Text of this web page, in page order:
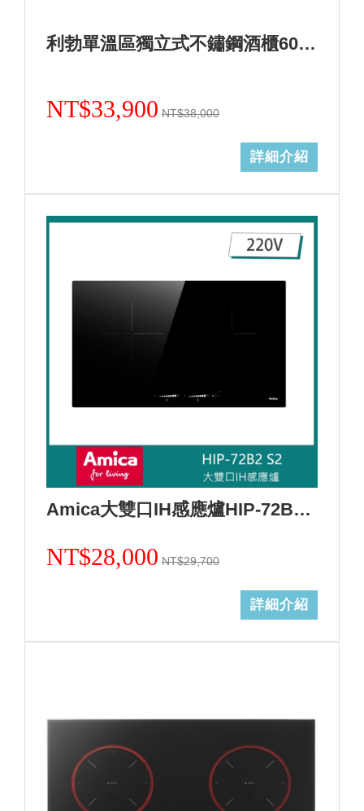
利勃單溫區獨立式不鏽鋼酒櫃60瓶>型號：WKb 1712+基本安裝
NT$33,900 NT$38,000
詳細介紹
Amica大雙口IH感應爐HIP-72B2 S2/不含安裝
NT$28,000 NT$29,700
詳細介紹